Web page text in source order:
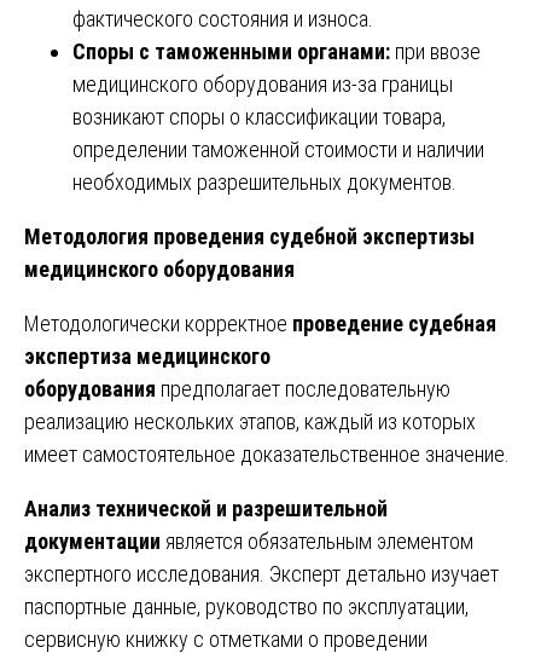
фактического состояния и износа.
Споры с таможенными органами: при ввозе
медицинского оборудования из-за границы
возникают споры о классификации товара,
определении таможенной стоимости и наличии
необходимых разрешительных документов.
Методология проведения судебной экспертизы
медицинского оборудования
Методологически корректное проведение судебная
экспертиза медицинского
оборудования предполагает последовательную
реализацию нескольких этапов, каждый из которых
имеет самостоятельное доказательственное значение.
Анализ технической и разрешительной
документации является обязательным элементом
экспертного исследования. Эксперт детально изучает
паспортные данные, руководство по эксплуатации,
сервисную книжку с отметками о проведении